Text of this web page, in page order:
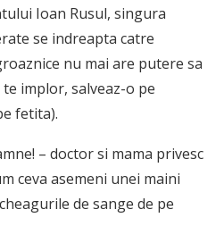
Ioan Rusul, singura
se indreapta catre
nu mai are putere sa
te implor, salveaz-o pe
fetita).
– doctor si mama privesc
ceva asemeni unei maini
de sange de pe